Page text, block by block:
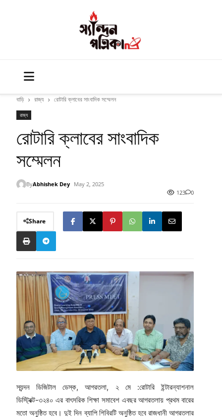
বাড়ি রাজ্য রোটারি ক্লাবের সাংবাদিক সম্মেলন
রাজ্য
রোটারি ক্লাবের সাংবাদিক
সম্মেলন
ByAbhishek Dey
May 2, 2025
123
0
Share
স্যন্দন ডিজিটাল ডেস্ক, আগরতলা, ২ মে :রোটারি ইন্টারন্যাশনাল
ডিস্ট্রিক্ট-৩২৪০ এর বাৎসরিক শিক্ষা সমাবেশ এবছর আগরতলায় প্রথম বারের
মতো অনুষ্ঠিত হবে। দুই দিন ব্যাপি শিবিরটি অনুষ্ঠিত হবে রাজধানী আগরতলার